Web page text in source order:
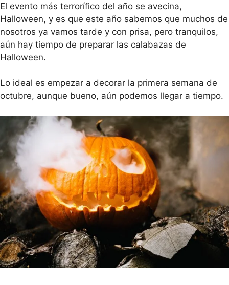
El evento más terrorífico del año se avecina,
Halloween, y es que este año sabemos que muchos de
nosotros ya vamos tarde y con prisa, pero tranquilos,
aún hay tiempo de preparar las calabazas de
Halloween.
Lo ideal es empezar a decorar la primera semana de
octubre, aunque bueno, aún podemos llegar a tiempo.